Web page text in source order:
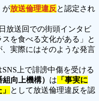
が放送倫理違反 と認定され
放送回での街頭インタビ
を食べる文化がある」と
実際にはそのような発言
上で誹謗中傷を受ける
向上機構） は 「事実に
として放送倫理違反を認